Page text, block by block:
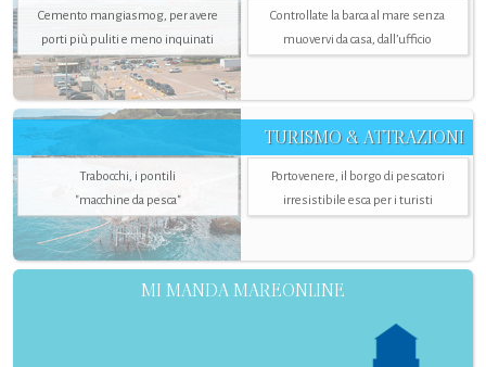
Cemento mangiasmog, per avere
porti più puliti e meno inquinati
Controllate la barca al mare senza
muovervi da casa, dall’ufficio
TURISMO & ATTRAZIONI
Trabocchi, i pontili
"macchine da pesca"
Portovenere, il borgo di pescatori
irresistibile esca per i turisti
MI MANDA MAREONLINE